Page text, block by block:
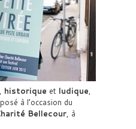
, historique et ludique,
à l’occasion du
Bellecour, à